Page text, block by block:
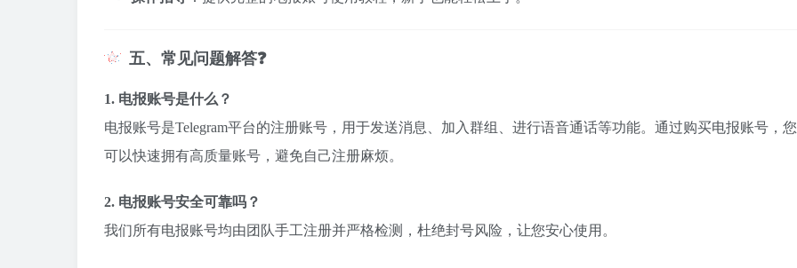
五、常见问题解答❓
1. 电报账号是什么？
电报账号是Telegram平台的注册账号，用于发送消息、加入群组、进行语音通话等功能。通过购买电报账号，您
可以快速拥有高质量账号，避免自己注册麻烦。
2. 电报账号安全可靠吗？
我们所有电报账号均由团队手工注册并严格检测，杜绝封号风险，让您安心使用。